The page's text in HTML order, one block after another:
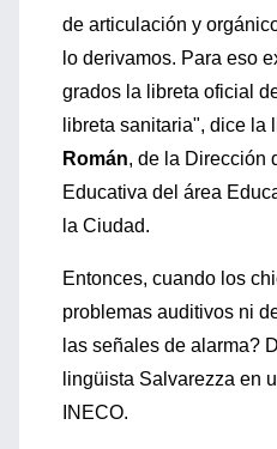
de articulación y
lo derivamos. Para eso
grados la libreta oficial
libreta sanitaria", dice la
Román, de la Dirección
Educativa del área
la Ciudad.
Entonces, cuando los
problemas auditivos ni
las señales de alarma?
lingüista Salvarezza en
INECO.